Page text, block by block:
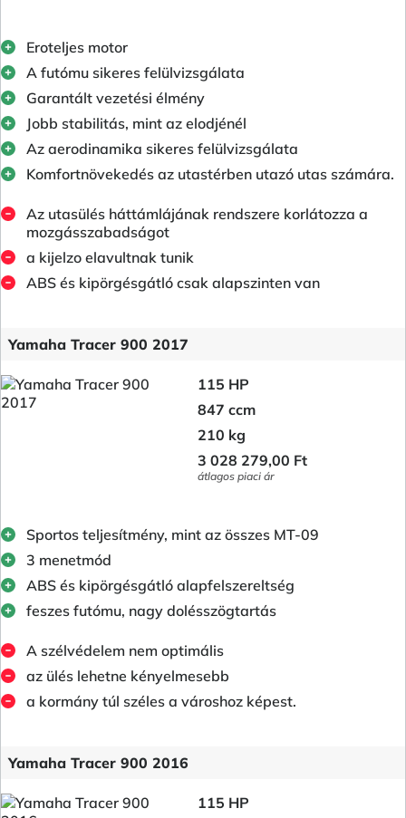
Eroteljes motor
A futómu sikeres felülvizsgálata
Garantált vezetési élmény
Jobb stabilitás, mint az elodjénél
Az aerodinamika sikeres felülvizsgálata
Komfortnövekedés az utastérben utazó utas számára.
Az utasülés háttámlájának rendszere korlátozza a
mozgásszabadságot
a kijelzo elavultnak tunik
ABS és kipörgésgátló csak alapszinten van
Yamaha Tracer 900 2017
115 HP
847 ccm
210 kg
3 028 279,00 Ft
átlagos piaci ár
Sportos teljesítmény, mint az összes MT-09
3 menetmód
ABS és kipörgésgátló alapfelszereltség
feszes futómu, nagy dolésszögtartás
A szélvédelem nem optimális
az ülés lehetne kényelmesebb
a kormány túl széles a városhoz képest.
Yamaha Tracer 900 2016
115 HP